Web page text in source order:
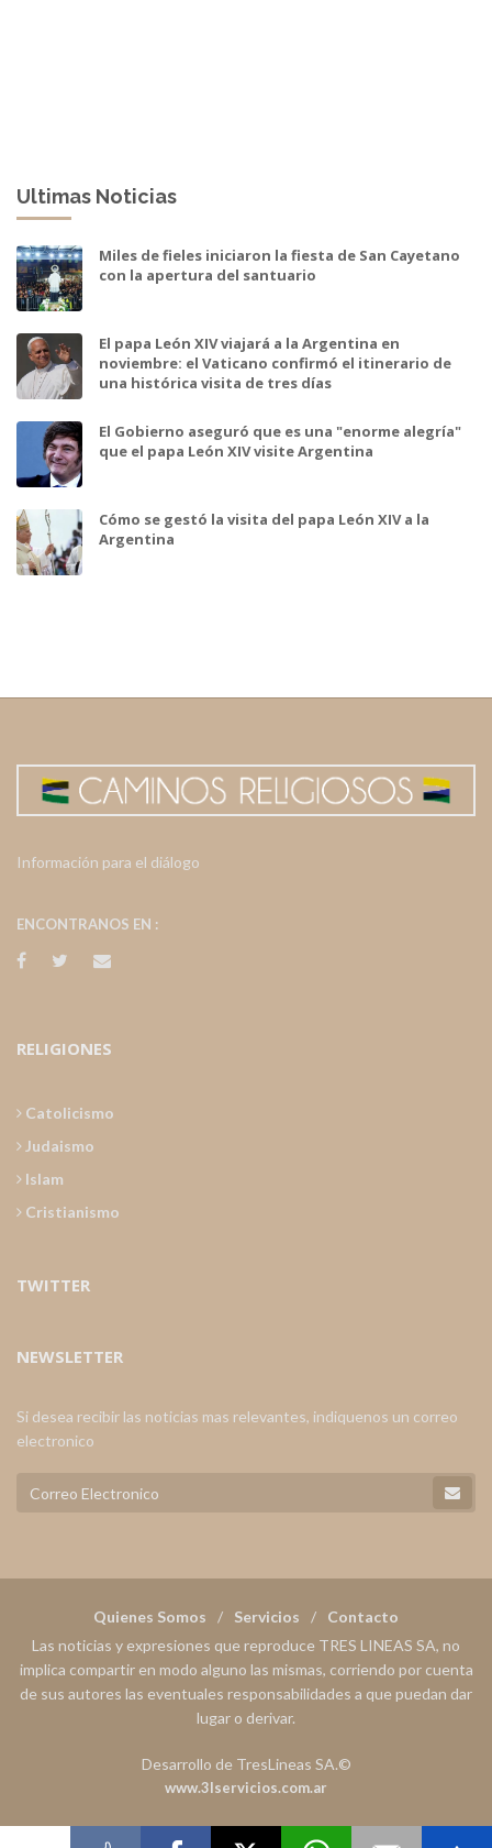
Ultimas Noticias
Miles de fieles iniciaron la fiesta de San Cayetano
con la apertura del santuario
El papa León XIV viajará a la Argentina en
noviembre: el Vaticano confirmó el itinerario de
una histórica visita de tres días
El Gobierno aseguró que es una "enorme alegría"
que el papa León XIV visite Argentina
Cómo se gestó la visita del papa León XIV a la
Argentina
Información para el diálogo
ENCONTRANOS EN :
RELIGIONES
Catolicismo
Judaismo
Islam
Cristianismo
TWITTER
NEWSLETTER
Si desea recibir las noticias mas relevantes, indiquenos un correo
electronico
Quienes Somos Servicios
Contacto
Las noticias y expresiones que reproduce TRES LINEAS SA, no
implica compartir en modo alguno las mismas, corriendo por cuenta
de sus autores las eventuales responsabilidades a que puedan dar
lugar o derivar.
Desarrollo de TresLineas SA.©
www.3lservicios.com.ar